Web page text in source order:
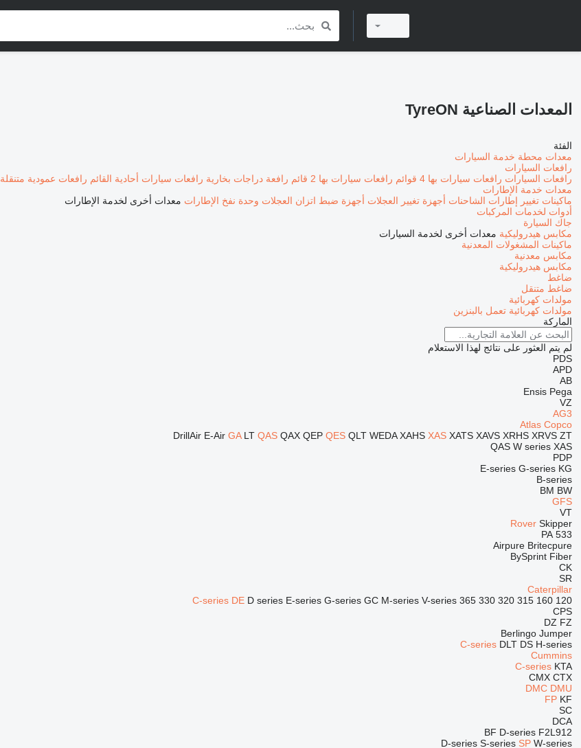
المعدات الصناعية TyreON
الفئة
معدات محطة خدمة السيارات
رافعات السيارات
رافعات السيارات رافعات سيارات بها 4 قوائم رافعات سيارات بها 2 قائم رافعة دراجات بخارية رافعات سيارات أحادية القائم رافعات عمودية متنقلة
معدات خدمة الإطارات
ماكينات تغيير إطارات الشاحنات أجهزة تغيير العجلات أجهزة ضبط اتزان العجلات وحدة نفخ الإطارات معدات أخرى لخدمة الإطارات
أدوات لخدمات المركبات
جاك السيارة
مكابس هيدروليكية معدات أخرى لخدمة السيارات
ماكينات المشغولات المعدنية
مكابس معدنية
مكابس هيدروليكية
ضاغط
ضاغط متنقل
مولدات كهربائية
مولدات كهربائية تعمل بالبنزين
الماركة
لم يتم العثور على نتائج لهذا الاستعلام
PDS
APD
AB
Ensis Pega
VZ
AG3
Atlas Copco
DrillAir E-Air GA LT QAS QAX QEP QES QLT WEDA XAHS XAS XATS XAVS XRHS XRVS ZT
QAS W series XAS
PDP
E-series G-series KG
B-series
BM BW
GFS
VT
Rover Skipper
533
PA
Airpure Britecpure
BySprint Fiber
CK
SR
Caterpillar
120
160
315
320
330
365
C-series DE D series E-series G-series GC M-series V-series
CPS
DZ FZ
Berlingo Jumper
C-series DLT DS H-series
Cummins
C-series KTA
CMX CTX
DMC DMU
FP KF
SC
DCA
BF D-series F2L912
D-series S-series SP W-series